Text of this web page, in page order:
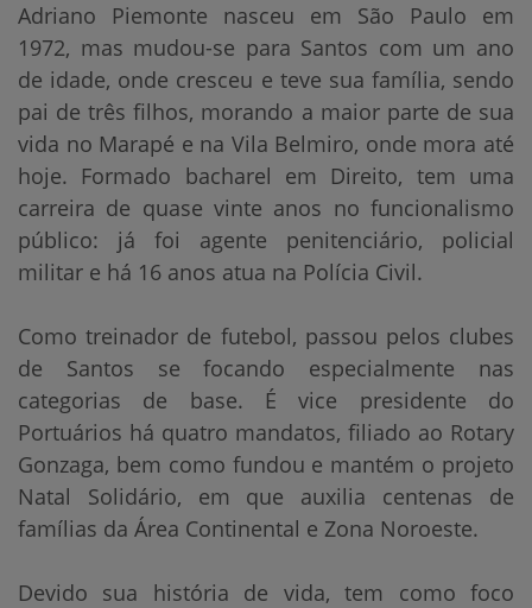
Adriano Piemonte nasceu em São Paulo em
1972, mas mudou-se para Santos com um ano
de idade, onde cresceu e teve sua família, sendo
pai de três filhos, morando a maior parte de sua
vida no Marapé e na Vila Belmiro, onde mora até
hoje. Formado bacharel em Direito, tem uma
carreira de quase vinte anos no funcionalismo
público: já foi agente penitenciário, policial
militar e há 16 anos atua na Polícia Civil.
Como treinador de futebol, passou pelos clubes
de Santos se focando especialmente nas
categorias de base. É vice presidente do
Portuários há quatro mandatos, filiado ao Rotary
Gonzaga, bem como fundou e mantém o projeto
Natal Solidário, em que auxilia centenas de
famílias da Área Continental e Zona Noroeste.
Devido sua história de vida, tem como foco